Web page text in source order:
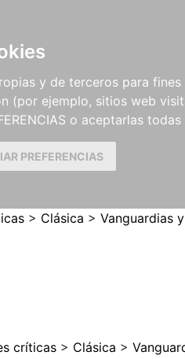
y de terceros para
(por ejemplo, sitios web
o aceptarlas
PREFERENCIAS
PARTITURAS Y
CRÍTICAS
> Clásica > Vanguardias
críticas > Clásica >